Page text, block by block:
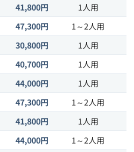
41,800円
1人用
47,300円
1～2人用
30,800円
1人用
40,700円
1人用
44,000円
1人用
47,300円
1～2人用
41,800円
1人用
44,000円
1～2人用